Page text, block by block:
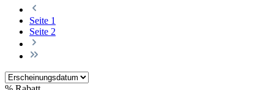
Seite 1
Seite 2